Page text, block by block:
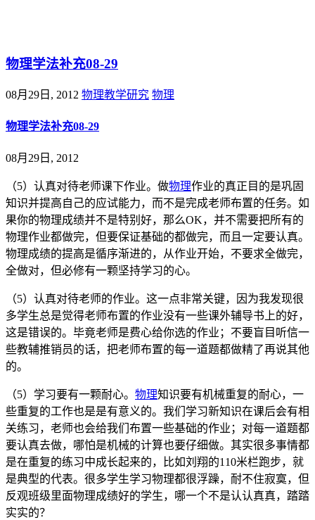
物理学法补充08-29
08月29日, 2012 物理教学研究 物理
物理学法补充08-29
08月29日, 2012
（5）认真对待老师课下作业。做物理作业的真正目的是巩固
知识并提高自己的应试能力，而不是完成老师布置的任务。如
果你的物理成绩并不是特别好，那么OK，并不需要把所有的
物理作业都做完，但要保证基础的都做完，而且一定要认真。
物理成绩的提高是循序渐进的，从作业开始，不要求全做完，
全做对，但必修有一颗坚持学习的心。
（5）认真对待老师的作业。这一点非常关键，因为我发现很
多学生总是觉得老师布置的作业没有一些课外辅导书上的好，
这是错误的。毕竟老师是费心给你选的作业；不要盲目听信一
些教辅推销员的话，把老师布置的每一道题都做精了再说其他
的。
（5）学习要有一颗耐心。 物理知识要有机械重复的耐心，一
些重复的工作也是是有意义的。我们学习新知识在课后会有相
关练习，老师也会给我们布置一些基础的作业；对每一道题都
要认真去做，哪怕是机械的计算也要仔细做。其实很多事情都
是在重复的练习中成长起来的，比如刘翔的110米栏跑步，就
是典型的代表。很多学生学习物理都很浮躁，耐不住寂寞，但
反观班级里面物理成绩好的学生，哪一个不是认认真真，踏踏
实实的？